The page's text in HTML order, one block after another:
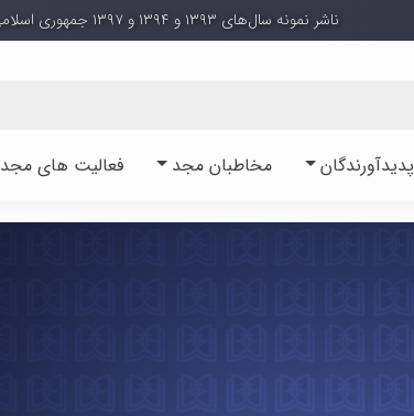
ناشر نمونه سال‌های ۱۳۹۳ و ۱۳۹۴ و ۱۳۹۷ جمهوری اسلامی ایران
پدیدآورندگان مخاطبان مجد فعالیت های مجد